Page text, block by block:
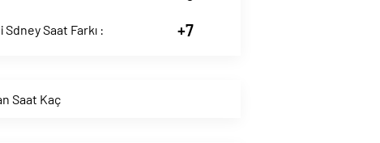
Sdney Saat Farkı : +7
Saat Kaç